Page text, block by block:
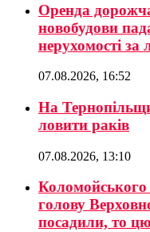
Оренда
новобудови
нерухомості за
07.08.2026, 16:52
На
ловити раків
07.08.2026, 13:10
голову
посадили, то